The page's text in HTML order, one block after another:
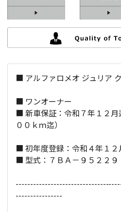
修復歴：
中古車
総排気量：
全長×全幅×全高：463
■ アルファロメオ ジュリア
■ ワンオーナー
■ 新車保証：令和７年１２月
００ｋｍ迄）
■ 初年度登録：令和４年１２
■ 型式：７ＢＡ－９５２２９
----------------